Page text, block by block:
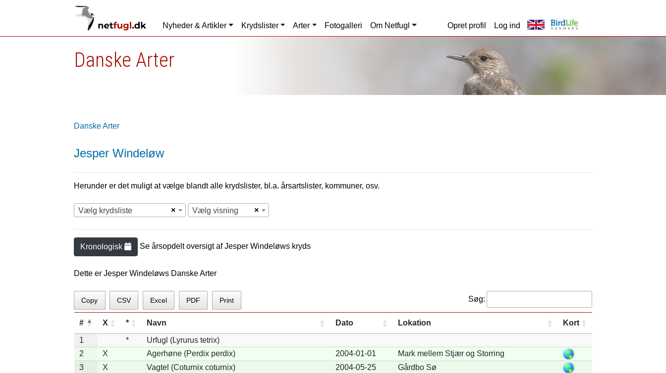
Nyheder & Artikler Krydslister Arter Fotogalleri Om Netfugl Opret profil Log ind
Danske Arter
Danske Arter
Jesper Windeløw
Herunder er det muligt at vælge blandt alle krydslister, bl.a. årsartslister, kommuner, osv.
×
Vælg krydsliste ×
Vælg visning
Kronologisk Se årsopdelt oversigt afJesper Windeløws kryds
Dette er Jesper Windeløws Danske Arter
Copy CSV Excel PDF Print Søg:
# X * Navn Dato Lokation Kort
1 *
Urfugl (Lyrurus tetrix)
2
X Agerhøne (Perdix perdix) 2004-01-01
Mark mellem Stjær og Storring
3
X Vagtel (Coturnix coturnix) 2004-05-25
Gårdbo Sø